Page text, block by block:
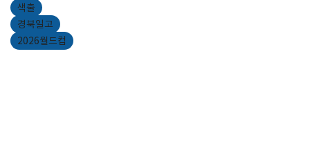
색출
경북일고
2026월드컵